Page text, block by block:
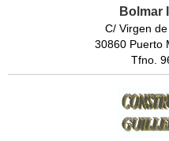
Bolmar
C/ Virgen
30860 Puerto
Tfno.